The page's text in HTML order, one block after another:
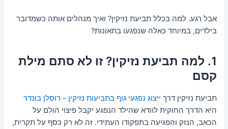
אבל רגע. למה בכלל תביעת נזיקין? ואיך מנהלים אותה כשמדובר
בילדים, במיוחד כאלה שנפגעו בתאונות?
1. למה תביעת נזיקין? זו לא סתם מילת
קסם
תביעת נזיקין דרך ייצוג נפגעי גוף בתביעות נזיקין – רוסלן בונדר
היא הדרך החוקית לוודא שהילד הנפגע יקבל פיצוי הולם על
הכאב, הנזק והפגיעה בתפקודו העתידי. זה לא רק כסף על תקרית,